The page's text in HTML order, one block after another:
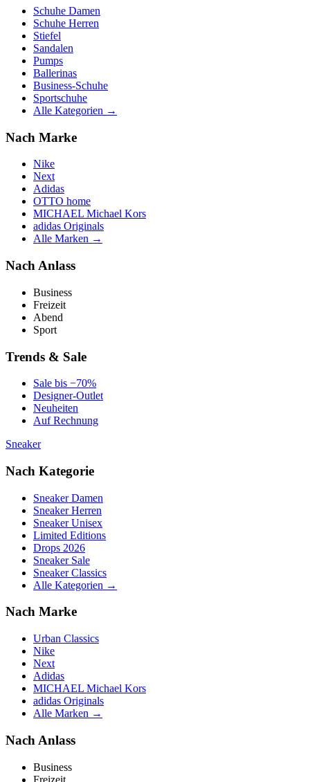
Schuhe Damen
Schuhe Herren
Stiefel
Sandalen
Pumps
Ballerinas
Business-Schuhe
Sportschuhe
Alle Kategorien →
Nach Marke
Nike
Next
Adidas
OTTO home
MICHAEL Michael Kors
adidas Originals
Alle Marken →
Nach Anlass
Business
Freizeit
Abend
Sport
Trends & Sale
Sale bis −70%
Designer-Outlet
Neuheiten
Auf Rechnung
Sneaker
Nach Kategorie
Sneaker Damen
Sneaker Herren
Sneaker Unisex
Limited Editions
Drops 2026
Sneaker Sale
Sneaker Classics
Alle Kategorien →
Nach Marke
Urban Classics
Nike
Next
Adidas
MICHAEL Michael Kors
adidas Originals
Alle Marken →
Nach Anlass
Business
Freizeit